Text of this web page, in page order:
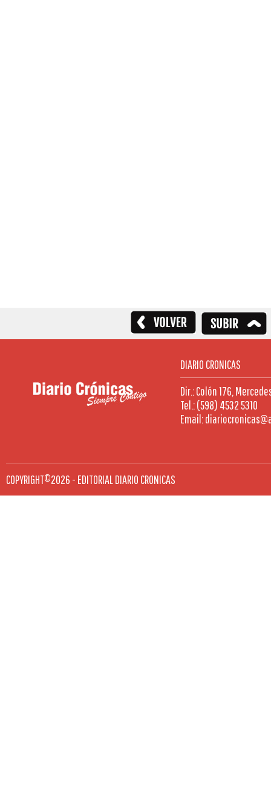
DIARIO CRONICAS
Dir.: Colón 176,
Tel.: (598) 4532 5310
Email:
COPYRIGHT©2026 - EDITORIAL DIARIO CRONICAS